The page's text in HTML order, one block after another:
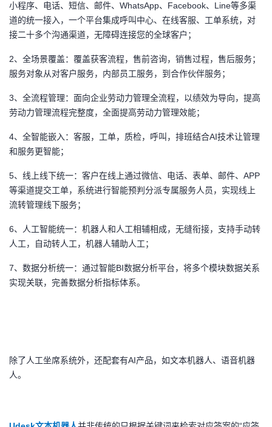
堂
的
课
程
我
的
认
我
的
验
我
收
我
技
术
支
的
云
声
议
小程序、电话、短信、邮件、WhatsApp、Facebook、Line等多渠
道的统一接入，一个平台集成呼叫中心、在线客服、工单系统，对
接二十多个沟通渠道，无障碍连接您的全球客户；
2、全场景覆盖：覆盖获客流程，售前咨询，销售过程，售后服务；
服务对象从对客户服务，内部员工服务，到合作伙伴服务；
3、全流程管理：面向企业劳动力管理全流程，以绩效为导向，提高
劳动力管理流程完整度，全面提高劳动力管理效能；
4、全智能嵌入：客服，工单，质检，呼叫，排班结合AI技术让管理
和服务更智能；
5、线上线下统一：客户在线上通过微信、电话、表单、邮件、APP
等渠道提交工单，系统进行智能预判分派专属服务人员，实现线上
流转管理线下服务；
6、人工智能统一：机器人和人工相辅相成，无缝衔接，支持手动转
人工，自动转人工，机器人辅助人工；
7、数据分析统一：通过智能BI数据分析平台，将多个模块数据关系
实现关联，完善数据分析指标体系。
除了人工坐席系统外，还配套有AI产品，如文本机器人、语音机器
人。